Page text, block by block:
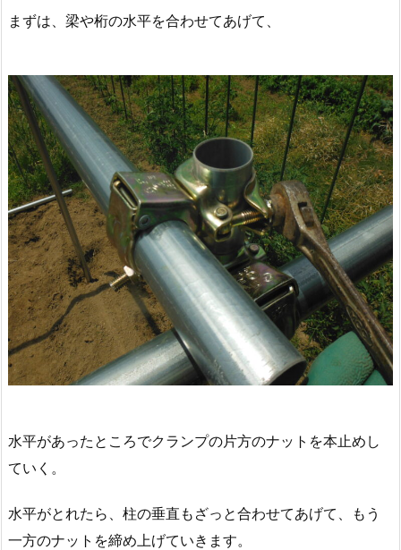
まずは、梁や桁の水平を合わせてあげて、
水平があったところでクランプの片方のナットを本止めし
ていく。
水平がとれたら、柱の垂直もざっと合わせてあげて、もう
一方のナットを締め上げていきます。